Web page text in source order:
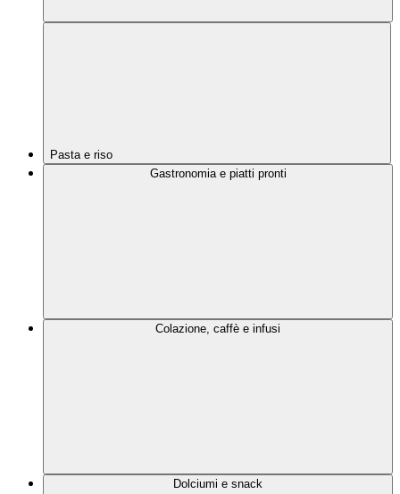
Pasta e riso
Gastronomia e piatti pronti
Colazione, caffè e infusi
Dolciumi e snack